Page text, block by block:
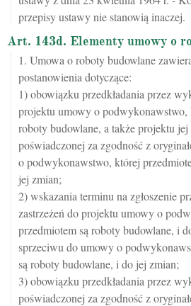
przepisy ustawy nie stanowią inaczej.
Art. 143d. Elementy umowy o
1. Umowa o roboty budowlane
postanowienia dotyczące:
1) obowiązku przedkładania przez
projektu umowy o podwykonawstwo,
roboty budowlane, a także projektu
poświadczonej za zgodność z
o podwykonawstwo, której
jej zmian;
2) wskazania terminu na zgłoszenie
zastrzeżeń do projektu umowy o
przedmiotem są roboty budowlane, i
sprzeciwu do umowy o
są roboty budowlane, i do jej zmian;
3) obowiązku przedkładania przez
poświadczonej za zgodność z